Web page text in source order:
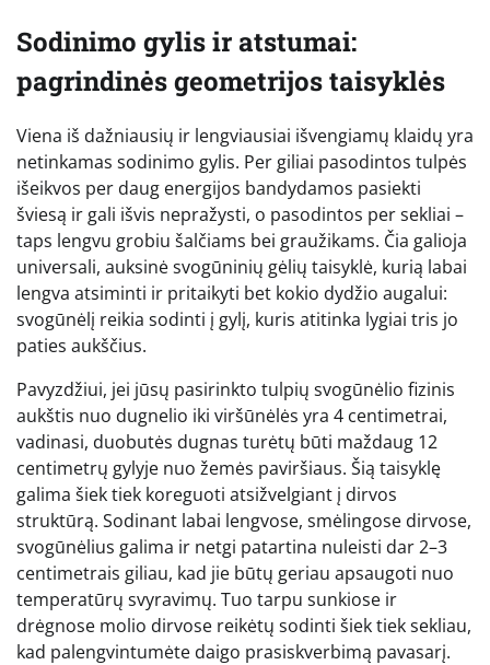
Sodinimo gylis ir atstumai:
pagrindinės geometrijos taisyklės
Viena iš dažniausių ir lengviausiai išvengiamų klaidų yra
netinkamas sodinimo gylis. Per giliai pasodintos tulpės
išeikvos per daug energijos bandydamos pasiekti
šviesą ir gali išvis nepražysti, o pasodintos per sekliai –
taps lengvu grobiu šalčiams bei graužikams. Čia galioja
universali, auksinė svogūninių gėlių taisyklė, kurią labai
lengva atsiminti ir pritaikyti bet kokio dydžio augalui:
svogūnėlį reikia sodinti į gylį, kuris atitinka lygiai tris jo
paties aukščius.
Pavyzdžiui, jei jūsų pasirinkto tulpių svogūnėlio fizinis
aukštis nuo dugnelio iki viršūnėlės yra 4 centimetrai,
vadinasi, duobutės dugnas turėtų būti maždaug 12
centimetrų gylyje nuo žemės paviršiaus. Šią taisyklę
galima šiek tiek koreguoti atsižvelgiant į dirvos
struktūrą. Sodinant labai lengvose, smėlingose dirvose,
svogūnėlius galima ir netgi patartina nuleisti dar 2–3
centimetrais giliau, kad jie būtų geriau apsaugoti nuo
temperatūrų svyravimų. Tuo tarpu sunkiose ir
drėgnose molio dirvose reikėtų sodinti šiek tiek sekliau,
kad palengvintumėte daigo prasiskverbimą pavasarį.